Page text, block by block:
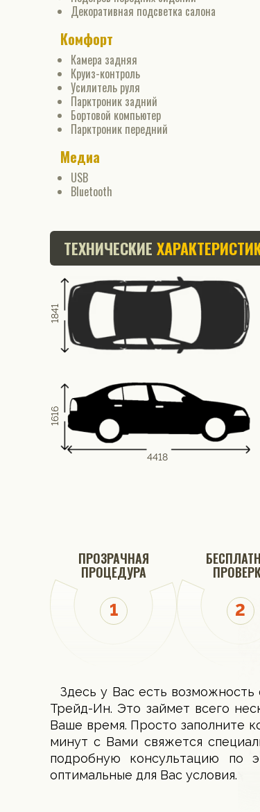
Декоративная подсветка салона
Комфорт
Камера задняя
Круиз-контроль
Усилитель руля
Парктроник задний
Бортовой компьютер
Парктроник передний
Медиа
USB
Bluetooth
ТЕХНИЧЕСКИЕ
4418
1616
1841
ПРОЗРАЧНАЯ
ПРОЦЕДУРА
Здесь у Вас есть возможность
Трейд-Ин. Это займет всего
Ваше время. Просто заполните
минут с Вами свяжется
подробную консультацию по
оптимальные для Вас условия.